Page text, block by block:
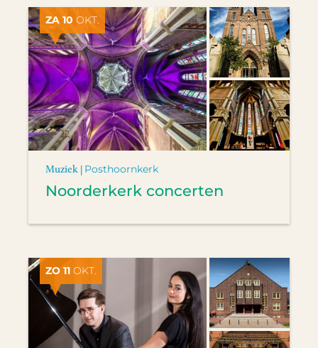
ZA 10 OKT.
Muziek | Posthoornkerk
Noorderkerk concerten
ZO 11 OKT.